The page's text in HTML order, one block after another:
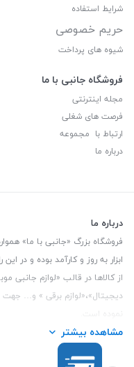
شرایط استفاده
حریم خصوصی
شیوه های پرداخت
فروشگاه جانبی با ما
مجله اینترنتی
فرصت های شغلی
ارتباط با مجموعه
درباره ما
درباره ما
فروشگاه بزرگ «جانبی با ما»
ابزار به روز و کارآمد بوده و در
از کالاها در قالب «لوازم جانبی
دیجیتال»،«لوازم برقی » و…
این فروشگاه تمام تلاش خود را
عرضه نماید.
مشاهده بیشتر